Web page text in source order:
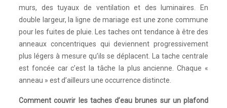
murs, des tuyaux de ventilation et des luminaires. En
double largeur, la ligne de mariage est une zone commune
pour les fuites de pluie. Les taches ont tendance à être des
anneaux concentriques qui deviennent progressivement
plus légers à mesure qu’ils se déplacent. La tache centrale
est foncée car c’est la tâche la plus ancienne. Chaque «
anneau » est d’ailleurs une occurrence distincte.
Comment couvrir les taches d’eau brunes sur un plafond